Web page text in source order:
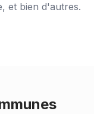
et bien d'autres.